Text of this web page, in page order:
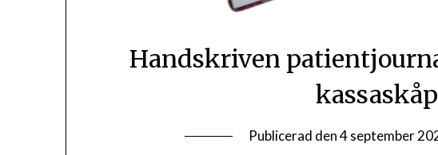
Handskriven
kassaskåp
Publicerad den4 september